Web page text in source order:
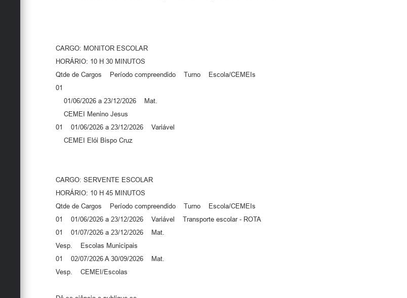
CARGO: MONITOR ESCOLAR
HORÁRIO: 10 H 30 MINUTOS
Qtde de Cargos Período compreendido Turno Escola/CEMEIs
01
01/06/2026 a 23/12/2026 Mat.
CEMEI Menino Jesus
01 01/06/2026 a 23/12/2026 Variável
CEMEI Elói Bispo Cruz
CARGO: SERVENTE ESCOLAR
HORÁRIO: 10 H 45 MINUTOS
Qtde de Cargos Período compreendido Turno Escola/CEMEIs
01 01/06/2026 a 23/12/2026 Variável Transporte escolar - ROTA
01 01/07/2026 a 23/12/2026 Mat.
Vesp. Escolas Municipais
01 02/07/2026 A 30/09/2026 Mat.
Vesp. CEMEI/Escolas